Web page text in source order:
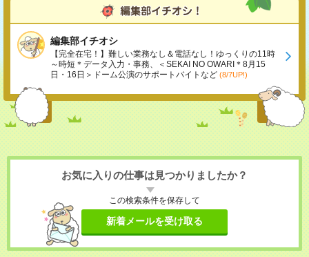
編集部イチオシ
【完全在宅！】難しい業務なし＆電話なし！ゆっくりの11時
～時短＊データ入力・事務、＜SEKAI NO OWARI＊8月15
日・16日＞ドーム公演のサポートバイトなど (8/7UP!)
お気に入りの仕事は見つかりましたか？
この検索条件を保存して
新着メールを受け取る